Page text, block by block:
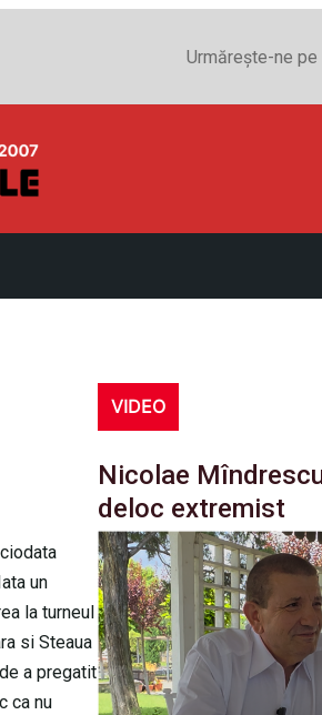
Urmărește-ne
un
la turneul
si Steaua
a pregatit
ca nu
VIDEO
Nicolae
deloc extremist